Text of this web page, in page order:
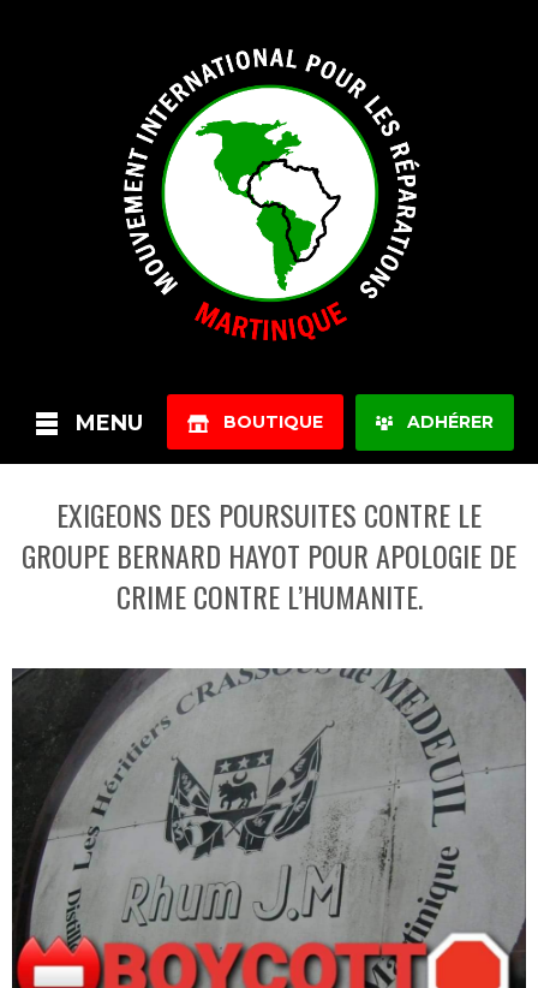
ADHÉRER
BOUTIQUE
MENU
EXIGEONS DES POURSUITES CONTRE LE
GROUPE BERNARD HAYOT POUR APOLOGIE DE
CRIME CONTRE L’HUMANITE.